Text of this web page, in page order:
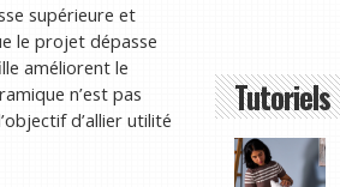
supérieure et
le projet dépasse
améliorent le
n’est pas
d’allier utilité
Tutoriels